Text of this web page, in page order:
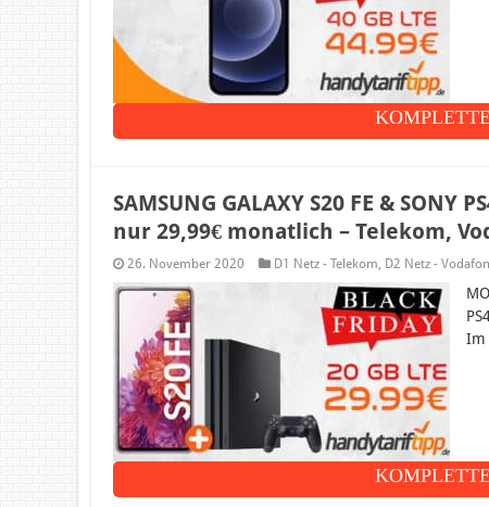
SAMSUNG GALAXY S20 FE & SONY
nur 29,99€ monatlich – Telekom,
26. November 2020 D1 Netz - Telekom, D2 Netz -